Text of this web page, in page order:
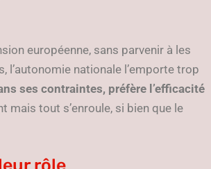
européenne, sans parvenir à les
l’autonomie nationale l’emporte trop
ses contraintes, préfère l’efficacité
mais tout s’enroule, si bien que le
rôle